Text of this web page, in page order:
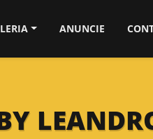
ANUNCIE